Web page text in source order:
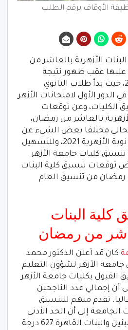
الأوقاف برقم الطلب
الأزهرية بالعاشر من
عليها عقب ظهور نتيجة
الثانوية الأزهرية 2022، حيث بدأ طلاب الثانوي
الدور الأول لامتحانات الأزهر
الكليات، وعن توقعات
بالعاشر من رمضان،
مختلفا بعض الشيء عن
العام الماضي في الثانوية الأزهرية 2021، وللتسهيل
كليات جامعة الأزهر
توقعات تنسيق كلية البنات
رمضان من تنسيق العام
كلية البنات
من رمضان
كان قد أعلن الدكتور محمد
جامعة الأزهر لشؤون التعليم
القبول بكليات جامعة الأزهر
إلى أن إجمالي عدد الناجحين
بلغ 75178 طالبا. تقدم منهم للتنسيق
الجامعة إلى أن الحد الأدنى
للقبول بكليات طب البنين والبنات القاهرة 627 درجة